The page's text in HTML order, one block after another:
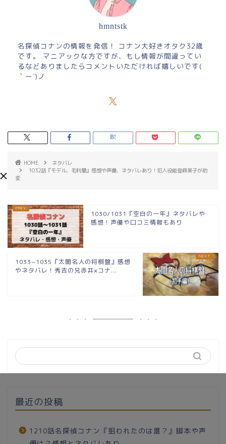
hmntstk
名探偵コナンの情報を発信！ コナン大好きオタク32歳
です。 マニアックな方ですが、もし情報が間違ってい
るなどありましたらコメントいただければ嬉しいです(
｀ー´)ノ
HOME
ネタバレ
1032話『モデル、毛利蘭』感想や声優、ネタバレあり！犯人役能登麻美子が豹
変
1030/1031『空白の一年』ネタバレや
感想！声優や口コミ情報もあり
1033~1035『太閤名人の将棋盤』感想
やネタバレ！秀吉の兄赤井×コナ...
最近の投稿
1210話名探偵コナン『狙われたのは誰？』脚本や声